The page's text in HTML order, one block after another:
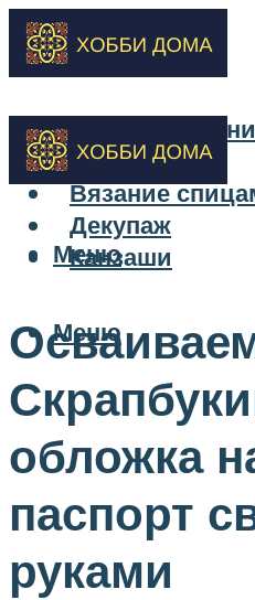
Вышивка
Вязание
Декупаж
Канзаши
Меню
Меню
обложка
паспорт
руками